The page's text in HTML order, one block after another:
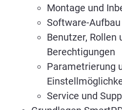
Montage und
Software-Aufbau
Benutzer, Rollen
Berechtigungen
Parametrierung
Service und